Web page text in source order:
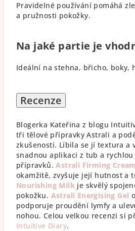
Pravidelné používání pomáhá
a pružnosti pokožky.
Na jaké partie je
Ideální na stehna, břicho, boky,
Recenze
Blogerka Kateřina z blogu
tři tělové přípravky Astrali a
zkušenosti. Líbila se jí textura a
snadnou aplikaci z tub a
přípravků.Astrali Firming Cream
okamžitě, zvyšuje její hutnost a
Nourishing Milk je skvělý
pokožku. Astrali Energising Gel
podporuje proudění lymfy a
nohou. Celou velkou recenzi si
Intuitive Diary.